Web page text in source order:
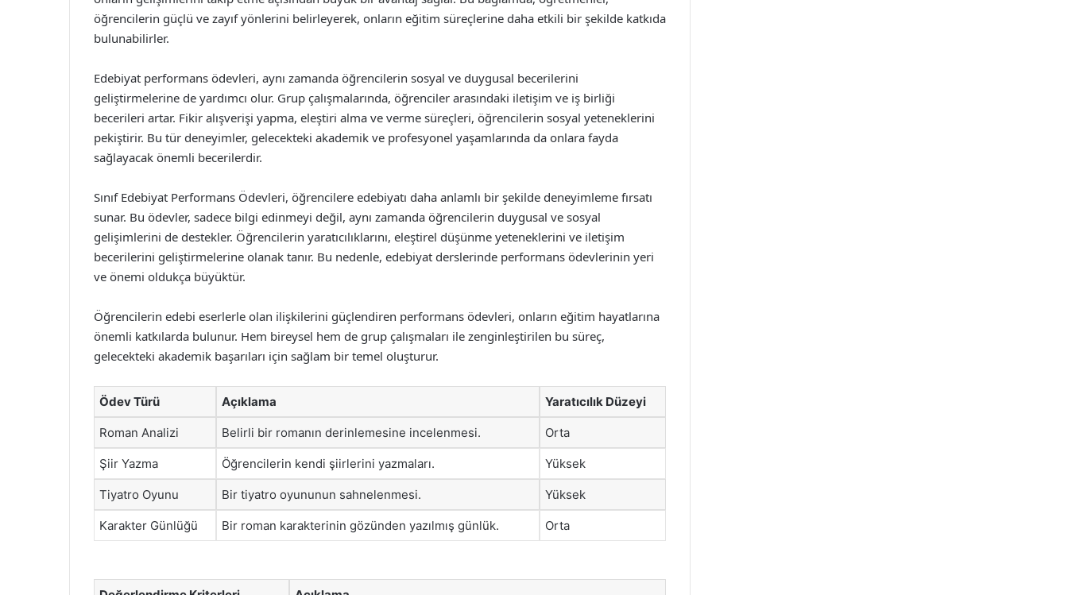
öğrencilerin güçlü ve zayıf yönlerini belirleyerek, onların eğitim süreçlerine daha etkili bir şekilde katkıda
bulunabilirler.
Edebiyat performans ödevleri, aynı zamanda öğrencilerin sosyal ve duygusal becerilerini
geliştirmelerine de yardımcı olur. Grup çalışmalarında, öğrenciler arasındaki iletişim ve iş birliği
becerileri artar. Fikir alışverişi yapma, eleştiri alma ve verme süreçleri, öğrencilerin sosyal yeteneklerini
pekiştirir. Bu tür deneyimler, gelecekteki akademik ve profesyonel yaşamlarında da onlara fayda
sağlayacak önemli becerilerdir.
Sınıf Edebiyat Performans Ödevleri, öğrencilere edebiyatı daha anlamlı bir şekilde deneyimleme fırsatı
sunar. Bu ödevler, sadece bilgi edinmeyi değil, aynı zamanda öğrencilerin duygusal ve sosyal
gelişimlerini de destekler. Öğrencilerin yaratıcılıklarını, eleştirel düşünme yeteneklerini ve iletişim
becerilerini geliştirmelerine olanak tanır. Bu nedenle, edebiyat derslerinde performans ödevlerinin yeri
ve önemi oldukça büyüktür.
Öğrencilerin edebi eserlerle olan ilişkilerini güçlendiren performans ödevleri, onların eğitim hayatlarına
önemli katkılarda bulunur. Hem bireysel hem de grup çalışmaları ile zenginleştirilen bu süreç,
gelecekteki akademik başarıları için sağlam bir temel oluşturur.
Ödev Türü Açıklama Yaratıcılık Düzeyi
Roman Analizi Belirli bir romanın derinlemesine incelenmesi. Orta
Şiir Yazma Öğrencilerin kendi şiirlerini yazmaları. Yüksek
Tiyatro Oyunu Bir tiyatro oyununun sahnelenmesi. Yüksek
Karakter Günlüğü Bir roman karakterinin gözünden yazılmış günlük. Orta